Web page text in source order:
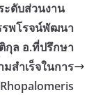
ะดับส่วนงาน
พโรจน์พัฒนา
กุล อ.ที่ปรึกษา
สำเร็จในการ